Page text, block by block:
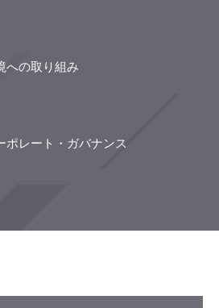
への取り組み
ポレート・ガバナンス